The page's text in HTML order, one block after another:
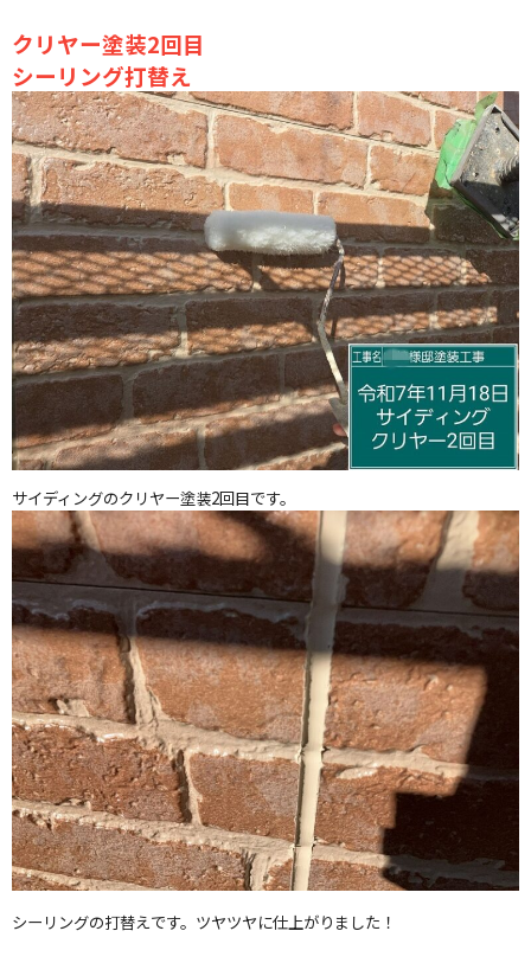
クリヤー塗装2回目
シーリング打替え
サイディングのクリヤー塗装2回目です。
シーリングの打替えです。ツヤツヤに仕上がりました！